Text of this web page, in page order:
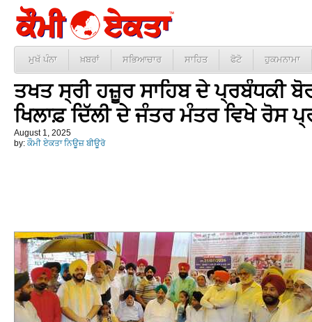
ਮੁਖੱ ਪੰਨਾ ਖ਼ਬਰਾਂ ਸਭਿਆਚਾਰ ਸਾਹਿਤ ਫੋਟੋ ਹੁਕਮਨਾਮਾ
ਤਖਤ ਸ੍ਰੀ ਹਜ਼ੂਰ ਸਾਹਿਬ ਦੇ ਪ੍ਰਬੰਧਕੀ
ਖਿਲਾਫ਼ ਦਿੱਲੀ ਦੇ ਜੰਤਰ ਮੰਤਰ ਵਿਖੇ ਰੋਸ
August 1, 2025
by: ਕੌਮੀ ਏਕਤਾ ਨਿਊਜ਼ ਬੀਊਰੋ